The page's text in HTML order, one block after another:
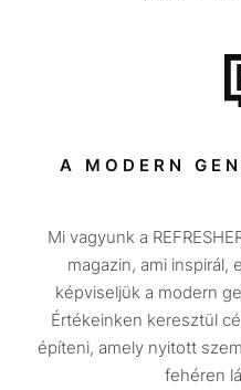
Tech-
A MODERN
Mi vagyunk a
magazin, ami inspirál,
képviseljük a modern
Értékeinken keresztül
építeni, amely nyitott
fehéren